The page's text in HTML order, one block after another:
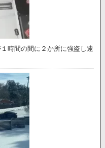
時間の間に２か所に強盗し逮